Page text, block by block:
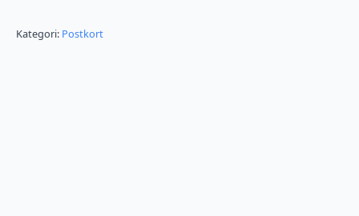
Kategori: Postkort